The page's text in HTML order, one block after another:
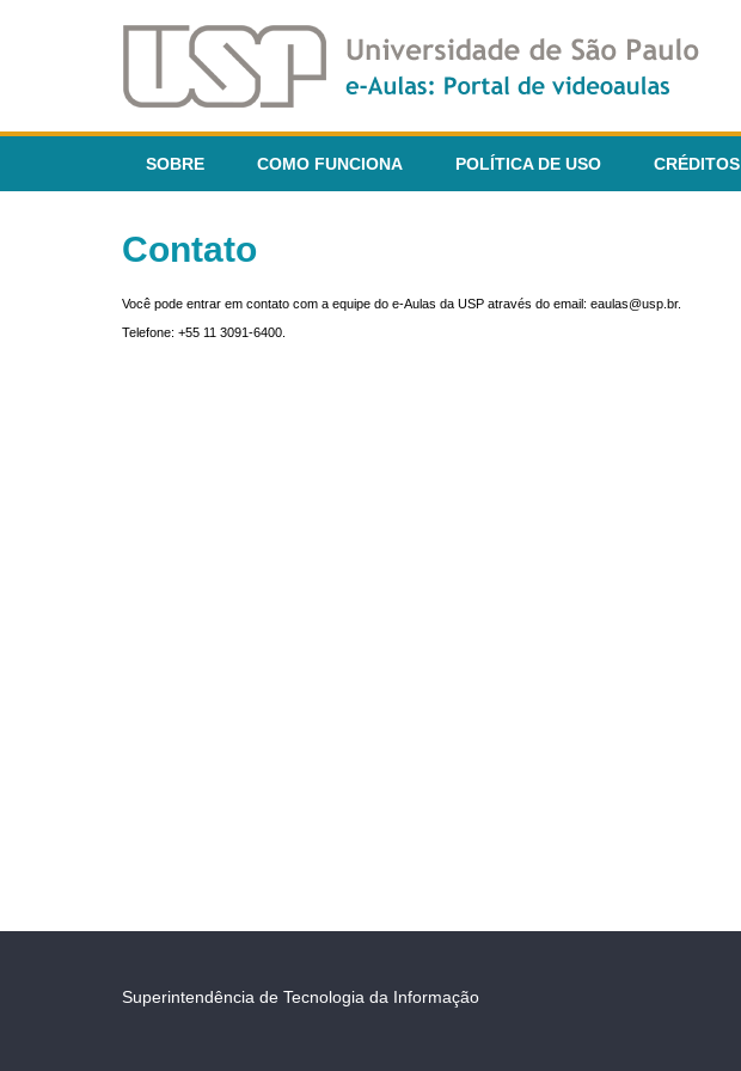
SOBRE COMO FUNCIONA POLÍTICA DE USO CRÉDITOS
Contato
Você pode entrar em contato com a equipe do e-Aulas da USP através do email: eaulas@usp.br.
Telefone: +55 11 3091-6400.
Superintendência de Tecnologia da Informação